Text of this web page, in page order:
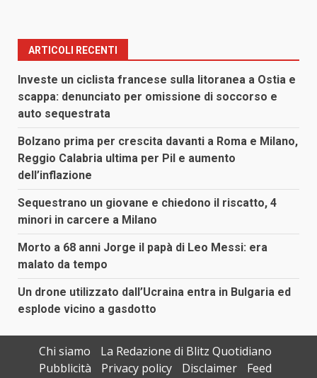
ARTICOLI RECENTI
Investe un ciclista francese sulla litoranea a Ostia e
scappa: denunciato per omissione di soccorso e
auto sequestrata
Bolzano prima per crescita davanti a Roma e Milano,
Reggio Calabria ultima per Pil e aumento
dell’inflazione
Sequestrano un giovane e chiedono il riscatto, 4
minori in carcere a Milano
Morto a 68 anni Jorge il papà di Leo Messi: era
malato da tempo
Un drone utilizzato dall’Ucraina entra in Bulgaria ed
esplode vicino a gasdotto
Chi siamo
La Redazione di Blitz Quotidiano
Pubblicità
Privacy policy Disclaimer Feed